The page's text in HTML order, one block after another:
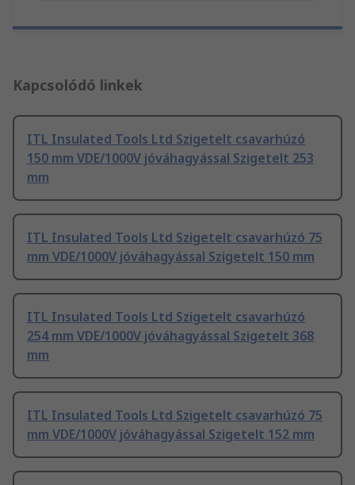
Kapcsolódó linkek
ITL Insulated Tools Ltd Szigetelt csavarhúzó
150 mm VDE/1000V jóváhagyással Szigetelt 253
mm
ITL Insulated Tools Ltd Szigetelt csavarhúzó 75
mm VDE/1000V jóváhagyással Szigetelt 150 mm
ITL Insulated Tools Ltd Szigetelt csavarhúzó
254 mm VDE/1000V jóváhagyással Szigetelt 368
mm
ITL Insulated Tools Ltd Szigetelt csavarhúzó 75
mm VDE/1000V jóváhagyással Szigetelt 152 mm